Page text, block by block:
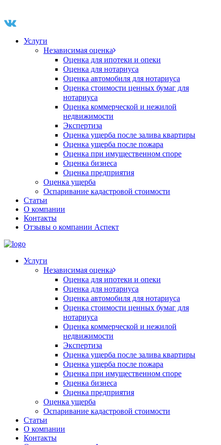
Услуги
Независимая оценка
Оценка для ипотеки и опеки
Оценка для нотариуса
Оценка автомобиля для нотариуса
Оценка стоимости ценных бумаг для
нотариуса
Оценка коммерческой и нежилой
недвижимости
Экспертиза
Оценка ущерба после залива квартиры
Оценка ущерба после пожара
Оценка при имущественном споре
Оценка бизнеса
Оценка предприятия
Оценка ущерба
Оспаривание кадастровой стоимости
Статьи
О компании
Контакты
Отзывы о компании Аспект
Услуги
Независимая оценка
Оценка для ипотеки и опеки
Оценка для нотариуса
Оценка автомобиля для нотариуса
Оценка стоимости ценных бумаг для
нотариуса
Оценка коммерческой и нежилой
недвижимости
Экспертиза
Оценка ущерба после залива квартиры
Оценка ущерба после пожара
Оценка при имущественном споре
Оценка бизнеса
Оценка предприятия
Оценка ущерба
Оспаривание кадастровой стоимости
Статьи
О компании
Контакты